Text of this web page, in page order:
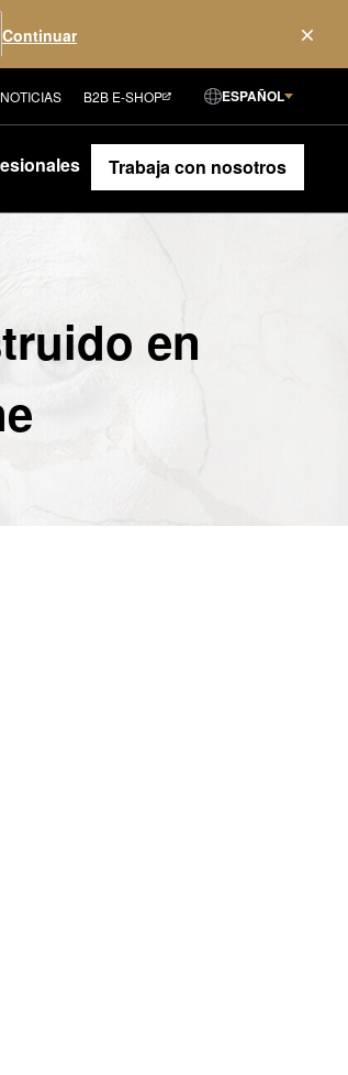
NOTICIAS B2B E-SHOP ESPAÑOL
Trabaja con nosotros
en